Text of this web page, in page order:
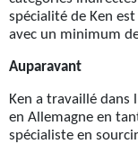
spécialité de Ken
avec un minimum
Auparavant
Ken a travaillé dans
en Allemagne en
spécialiste en